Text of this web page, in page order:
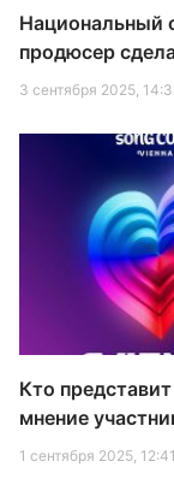
Национальный
продюсер
3 сентября 2025,
Кто
мнение
1 сентября 2025, 12:41